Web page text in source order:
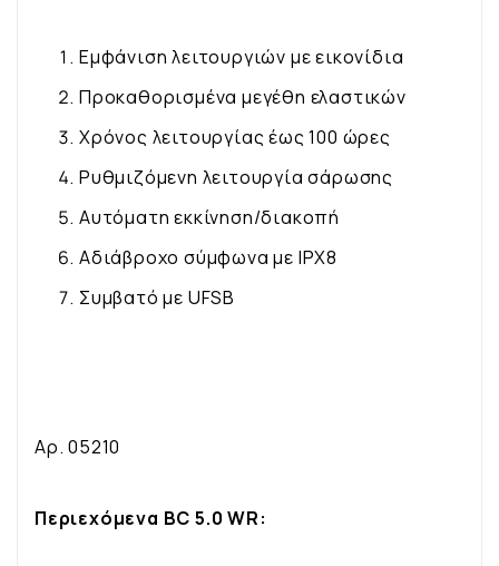
Εμφάνιση λειτουργιών με εικονίδια
Προκαθορισμένα μεγέθη ελαστικών
Χρόνος λειτουργίας έως 100 ώρες
Ρυθμιζόμενη λειτουργία σάρωσης
Αυτόματη εκκίνηση/διακοπή
Αδιάβροχο σύμφωνα με IPX8
Συμβατό με UFSB
Αρ. 05210
Περιεχόμενα BC 5.0 WR: